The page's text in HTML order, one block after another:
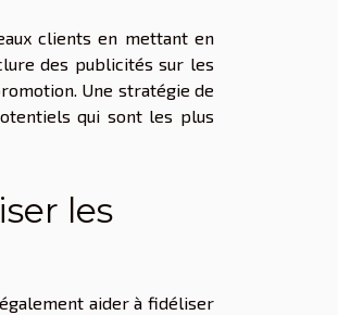
clients en mettant en
des publicités sur les
Une stratégie de
qui sont les plus
les
aider à fidéliser